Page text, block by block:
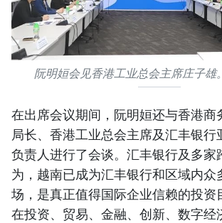
阮明姮会见香港工业总会主席庄子雄
在出席会议期间，阮明姮还与香港商
局长、香港工业总会主席及汇丰银行
负责人进行了会谈。汇丰银行及多家
为，越南已成为汇丰银行和区域内众
场，是真正值得国际企业信赖的投资
在投资、贸易、金融、创新、数字经